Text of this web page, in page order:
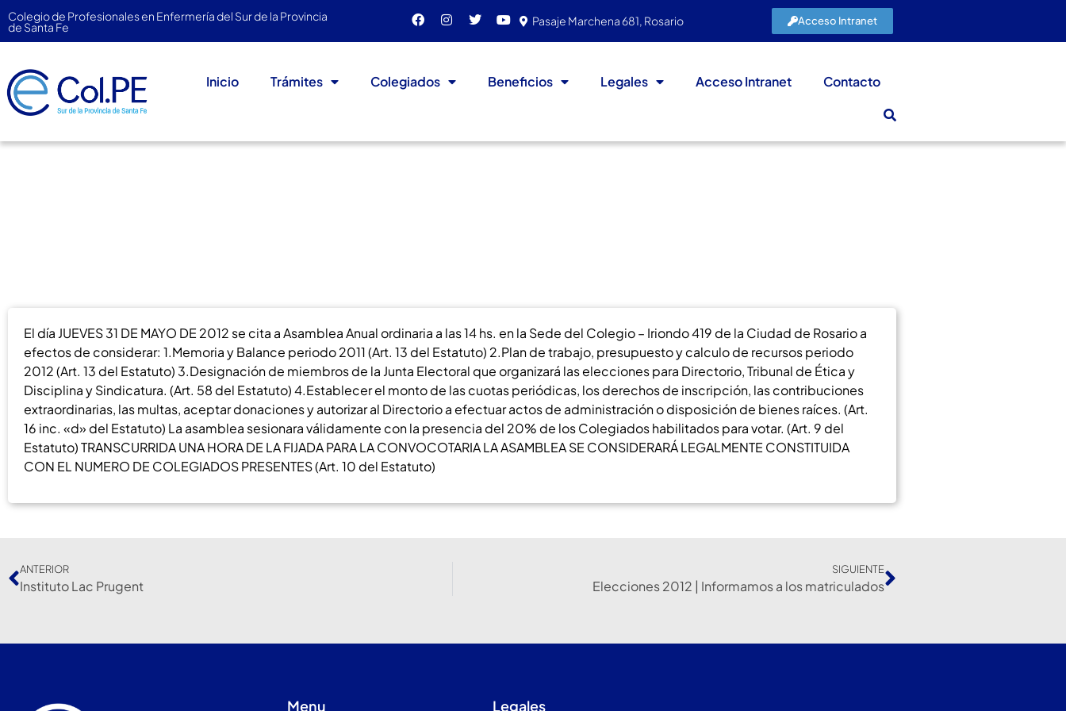
Colegio de Profesionales en Enfermería del Sur de la Provincia
de Santa Fe Pasaje Marchena 681, Rosario Acceso Intranet
Inicio Trámites Colegiados Beneficios Legales Acceso Intranet Contacto
El día JUEVES 31 DE MAYO DE 2012 se cita a Asamblea Anual ordinaria a las 14 hs. en la Sede del Colegio – Iriondo 419 de la Ciudad de Rosario a
efectos de considerar: 1.Memoria y Balance periodo 2011 (Art. 13 del Estatuto) 2.Plan de trabajo, presupuesto y calculo de recursos periodo
2012 (Art. 13 del Estatuto) 3.Designación de miembros de la Junta Electoral que organizará las elecciones para Directorio, Tribunal de Ética y
Disciplina y Sindicatura. (Art. 58 del Estatuto) 4.Establecer el monto de las cuotas periódicas, los derechos de inscripción, las contribuciones
extraordinarias, las multas, aceptar donaciones y autorizar al Directorio a efectuar actos de administración o disposición de bienes raíces. (Art.
16 inc. «d» del Estatuto) La asamblea sesionara válidamente con la presencia del 20% de los Colegiados habilitados para votar. (Art. 9 del
Estatuto) TRANSCURRIDA UNA HORA DE LA FIJADA PARA LA CONVOCOTARIA LA ASAMBLEA SE CONSIDERARÁ LEGALMENTE CONSTITUIDA
CON EL NUMERO DE COLEGIADOS PRESENTES (Art. 10 del Estatuto)
ANTERIOR
Instituto Lac Prugent
SIGUIENTE
Elecciones 2012 | Informamos a los matriculados
Menu Legales